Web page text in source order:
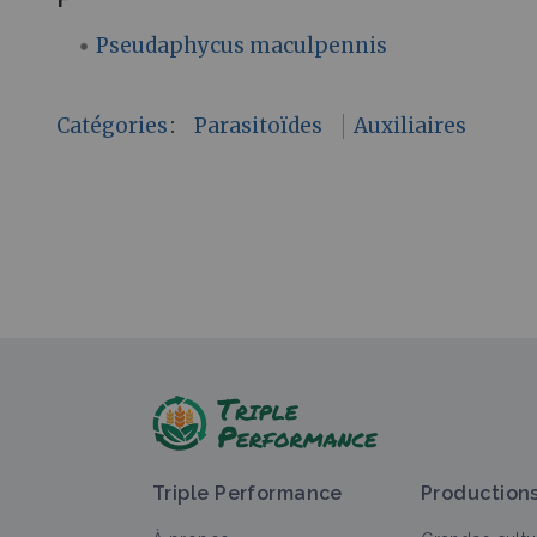
Pseudaphycus maculpennis
Catégories: Parasitoïdes Auxiliaires
Triple Performance